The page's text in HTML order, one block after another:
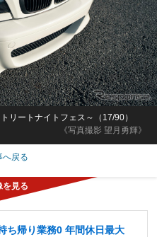
《写真撮影 望月勇輝》
リートナイトフェス～（17/90）
へ戻る
ち帰り業務0 年間休日最大